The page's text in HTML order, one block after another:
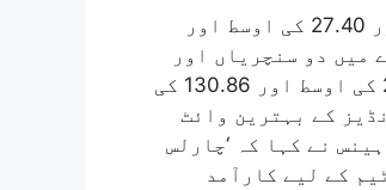
جانسن چارلس اب تک ویسٹ انڈیز کے لیے 50 ون ڈے کھیل چکے ہیں اور 27.40 کی اوسط اور
نے ون ڈے میں دو سنچریاں اور
پانچ نصف سنچریاں بنائی ہیں۔ انہوں نے 41 T20 میچوں میں 24.27 کی اوسط اور 130.86 کی
انڈیز کے بہترین وائٹ
نے کہا کہ ‘چارلس
کے لیے کارآمد